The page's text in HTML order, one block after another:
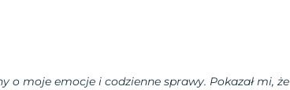
o moje emocje i codzienne sprawy. Pokazał mi, że